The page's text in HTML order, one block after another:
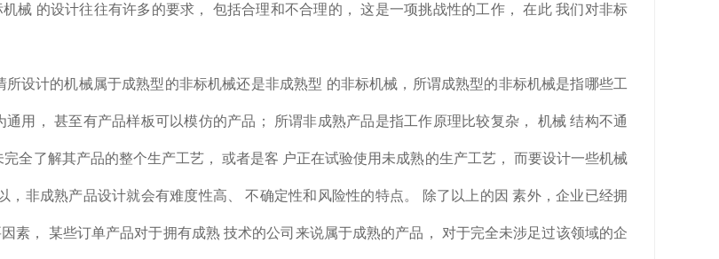
械 的设计往往有许多的要求， 包括合理和不合理的， 这是一项挑战性的工作， 在此 我们对非标
设计的机械属于成熟型的非标机械还是非成熟型 的非标机械，所谓成熟型的非标机械是指哪些工
通用， 甚至有产品样板可以模仿的产品； 所谓非成熟产品是指工作原理比较复杂， 机械 结构不通
全了解其产品的整个生产工艺， 或者是客 户正在试验使用未成熟的生产工艺， 而要设计一些机械
，非成熟产品设计就会有难度性高、 不确定性和风险性的特点。 除了以上的因 素外，企业已经拥
素， 某些订单产品对于拥有成熟 技术的公司来说属于成熟的产品， 对于完全未涉足过该领域的企